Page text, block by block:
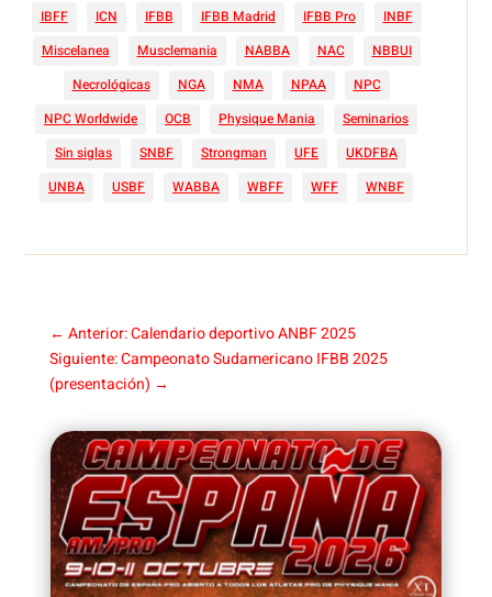
IBFF
ICN IFBB IFBB Madrid IFBB Pro
INBF
Miscelanea
Musclemania NABBA NAC
NBBUI
Necrológicas
NGA NMA NPAA
NPC
NPC Worldwide
OCB Physique Mania
Seminarios
Sin siglas
SNBF Strongman UFE
UKDFBA
UNBA
USBF WABBA WBFF WFF WNBF
← Anterior: Calendario deportivo ANBF 2025
Siguiente: Campeonato Sudamericano IFBB 2025
(presentación) →